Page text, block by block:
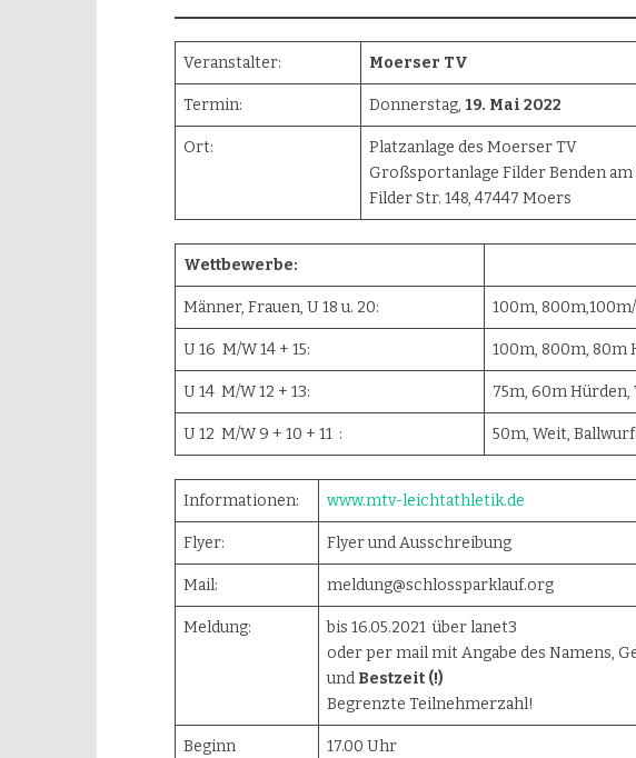
Veranstalter: Moerser TV
Termin: Donnerstag, 19. Mai 2022
Ort:
Platzanlage des Moerser TV
Großsportanlage Filder Benden
Filder Str. 148, 47447 Moers
Wettbewerbe:
Männer, Frauen, U 18 u. 20: 100m,
U 16 M/W 14 + 15: 100m, 800m, 80m
U 14 M/W 12 + 13: 75m, 60m Hürden,
U 12 M/W 9 + 10 + 11 : 50m, Weit, Ballwurf
Informationen: www.mtv-leichtathletik.de
Flyer: Flyer und Ausschreibung
Mail: meldung@schlossparklauf.org
Meldung:
bis 16.05.2021 über lanet3
oder per mail mit Angabe des Namens,
und Bestzeit (!)
Begrenzte Teilnehmerzahl!
Beginn 17.00 Uhr